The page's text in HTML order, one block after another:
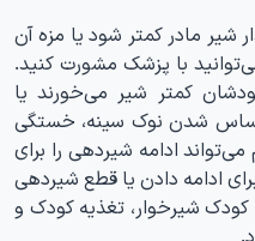
شیر مادر کمتر شود یا مزه آن
با پزشک مشورت کنید.
کمتر شیر می‌خورند یا
شدن نوک سینه، خستگی
می‌تواند ادامه شیردهی را برای
ادامه دادن یا قطع شیردهی
شیرخوار، تغذیه کودک و